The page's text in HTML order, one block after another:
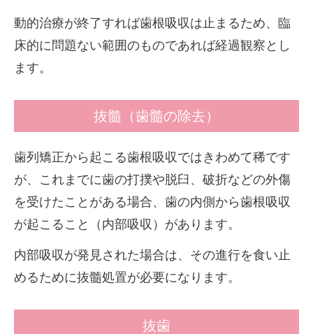
動的治療が終了すれば歯根吸収は止まるため、臨
床的に問題ない範囲のものであれば経過観察とし
ます。
抜髓（歯髓の除去）
歯列矯正から起こる歯根吸収ではきわめて稀です
が、これまでに歯の打撲や脱臼、破折などの外傷
を受けたことがある場合、歯の内側から歯根吸収
が起こること（内部吸収）があります。
内部吸収が発見された場合は、その進行を食い止
めるために抜髓処置が必要になります。
抜歯